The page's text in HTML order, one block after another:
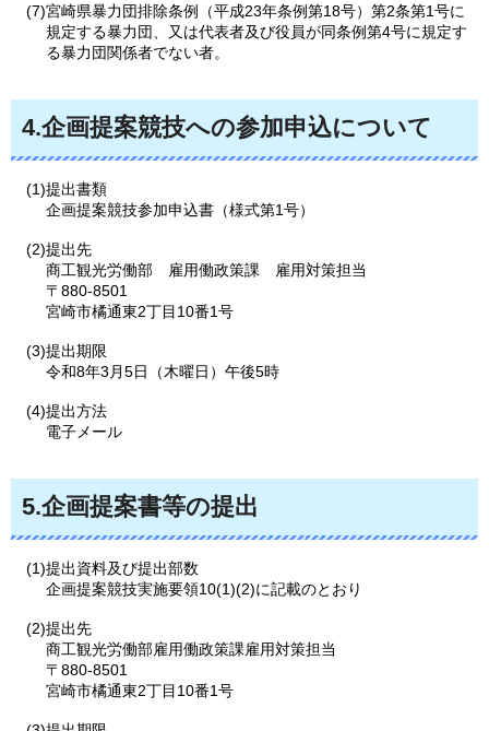
(7)宮崎県暴力団排除条例（平成23年条例第18号）第2条第1号に
規定する暴力団、又は代表者及び役員が同条例第4号に規定す
る暴力団関係者でない者。
4.企画提案競技への参加申込について
(1)提出書類
企画提案競技参加申込書（様式第1号）
(2)提出先
商工観光労働部
雇用働政策課
雇用対策担当
〒880-8501
宮崎市橘通東2丁目10番1号
(3)提出期限
令和8年3月5日（木曜日）午後5時
(4)提出方法
電子メール
5.企画提案書等の提出
(1)提出資料及び提出部数
企画提案競技実施要領10(1)(2)に記載のとおり
(2)提出先
商工観光労働部雇用働政策課雇用対策担当
〒880-8501
宮崎市橘通東2丁目10番1号